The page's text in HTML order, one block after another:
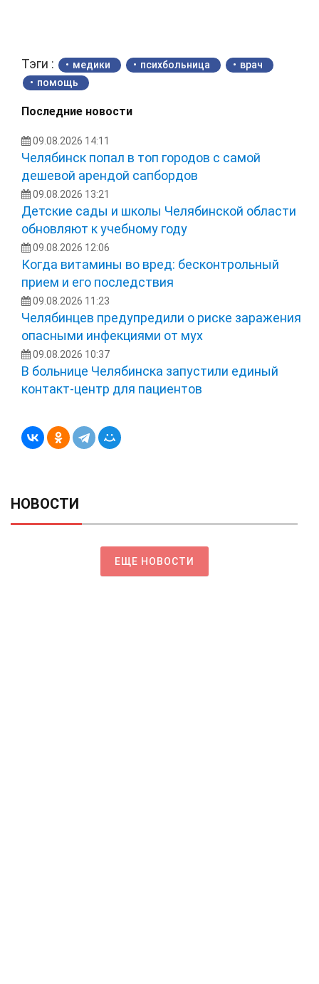
Тэги : медики психбольница
врач
помощь
Последние новости
09.08.2026 14:11
Челябинск попал в топ городов с самой
дешевой арендой сапбордов
09.08.2026 13:21
Детские сады и школы Челябинской области
обновляют к учебному году
09.08.2026 12:06
Когда витамины во вред: бесконтрольный
прием и его последствия
09.08.2026 11:23
Челябинцев предупредили о риске заражения
опасными инфекциями от мух
09.08.2026 10:37
В больнице Челябинска запустили единый
контакт-центр для пациентов
НОВОСТИ
ЕЩЕ НОВОСТИ